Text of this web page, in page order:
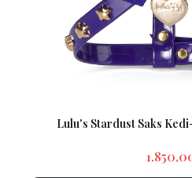
Lulu's Stardust Saks